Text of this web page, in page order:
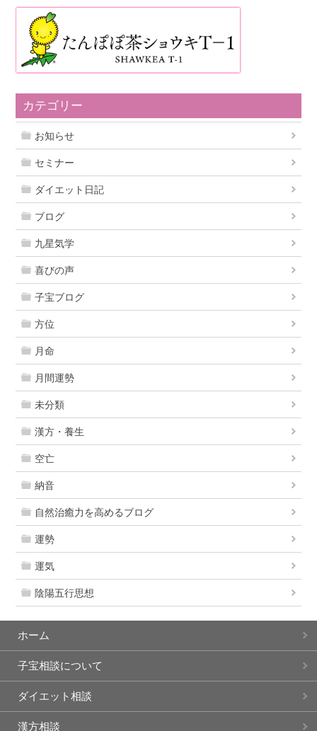
カテゴリー
お知らせ
セミナー
ダイエット日記
ブログ
九星気学
喜びの声
子宝ブログ
方位
月命
月間運勢
未分類
漢方・養生
空亡
納音
自然治癒力を高めるブログ
運勢
運気
陰陽五行思想
ホーム
子宝相談について
ダイエット相談
漢方相談